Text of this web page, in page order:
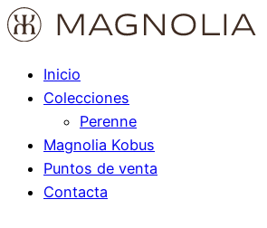
Inicio
Colecciones
Perenne
Magnolia Kobus
Puntos de venta
Contacta